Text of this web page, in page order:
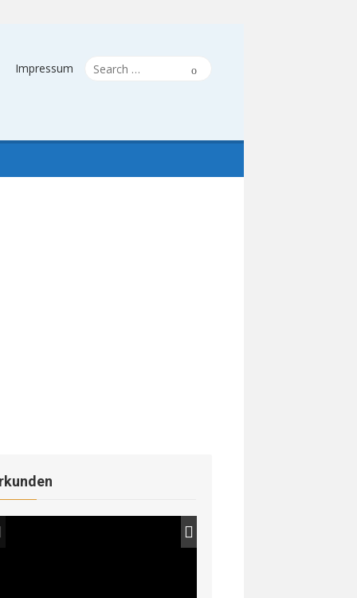
Search
Search
Impressum